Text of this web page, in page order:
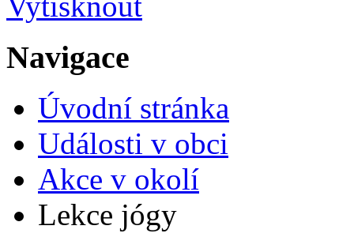
Navigace
Úvodní stránka
Události v obci
Akce v okolí
Lekce jógy